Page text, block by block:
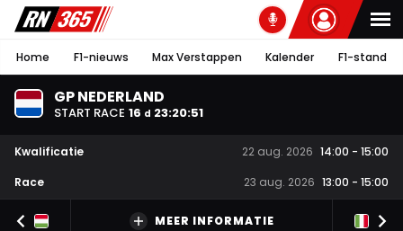
Home F1-nieuws Max Verstappen Kalender F1-stand
GP NEDERLAND
START RACE 16 d 23:20:50
Kwalificatie 22 aug. 2026 14:00 - 15:00
Race
23 aug. 2026 13:00 - 15:00
MEER INFORMATIE